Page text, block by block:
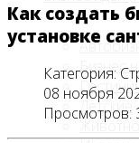
Бизнес
Детские
Как создать
установке
Категория:
08 ноября
Просмотров: